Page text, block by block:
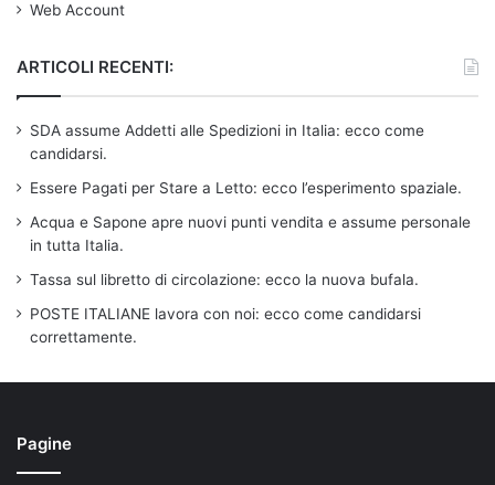
Web Account
ARTICOLI RECENTI:
SDA assume Addetti alle Spedizioni in Italia: ecco come
candidarsi.
Essere Pagati per Stare a Letto: ecco l’esperimento spaziale.
Acqua e Sapone apre nuovi punti vendita e assume personale
in tutta Italia.
Tassa sul libretto di circolazione: ecco la nuova bufala.
POSTE ITALIANE lavora con noi: ecco come candidarsi
correttamente.
Pagine